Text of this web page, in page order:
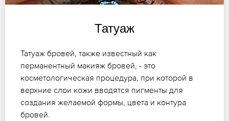
Татуаж
Татуаж бровей, также известный как
перманентный макияж бровей, - это
косметологическая процедура, при которой в
верхние слои кожи вводятся пигменты для
создания желаемой формы, цвета и контура
бровей.